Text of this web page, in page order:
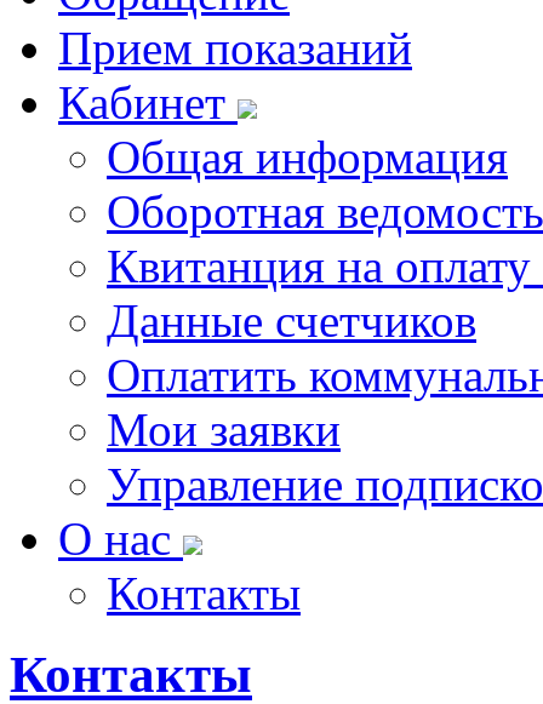
Прием показаний
Кабинет
Общая информация
Оборотная ведомость
Квитанция на
Данные счетчиков
Оплатить
Мои заявки
Управление
О нас
Контакты
Контакты